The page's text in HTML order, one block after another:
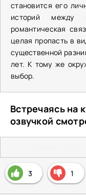
становится его
историй между
романтическая
целая пропасть в
существенной
лет. К тому же
выбор.
Встречаясь на
озвучкой
3 1